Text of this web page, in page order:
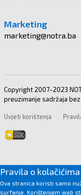
Marketing
marketing@notra.ba
Copyright 2007-2023
preuzimanje sadržaja
Uvjeti korištenja
Pravila o kolačićima
Ova stranica koristi samo
surfanje. Korištenjem web